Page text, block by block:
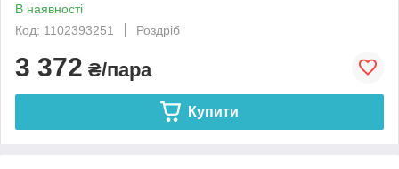
В наявності
Код: 1102393251
Роздріб
3 372 ₴/пара
Купити